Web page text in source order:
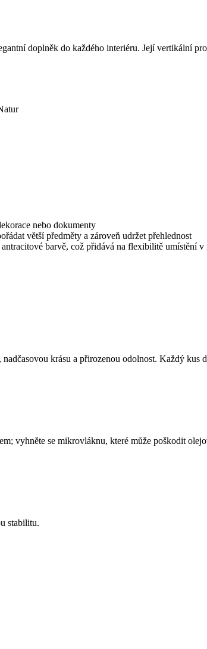
doplněk do každého interiéru. Její vertikální
nebo dokumenty
větší předměty a zároveň udržet přehlednost
barvě, což přidává na flexibilitě umístění
krásu a přirozenou odolnost. Každý kus
vyhněte se mikrovláknu, které může poškodit
stabilitu.